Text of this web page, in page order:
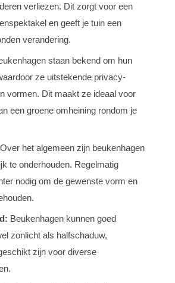
verliezen. Dit zorgt voor een
en geeft je tuin een
verandering.
staan bekend om hun
ze uitstekende privacy-
vormen. Dit maakt ze ideaal voor
een groene omheining rondom je
Over het algemeen zijn beukenhagen
te onderhouden. Regelmatig
nodig om de gewenste vorm en
Beukenhagen kunnen goed
zonlicht als halfschaduw,
zijn voor diverse